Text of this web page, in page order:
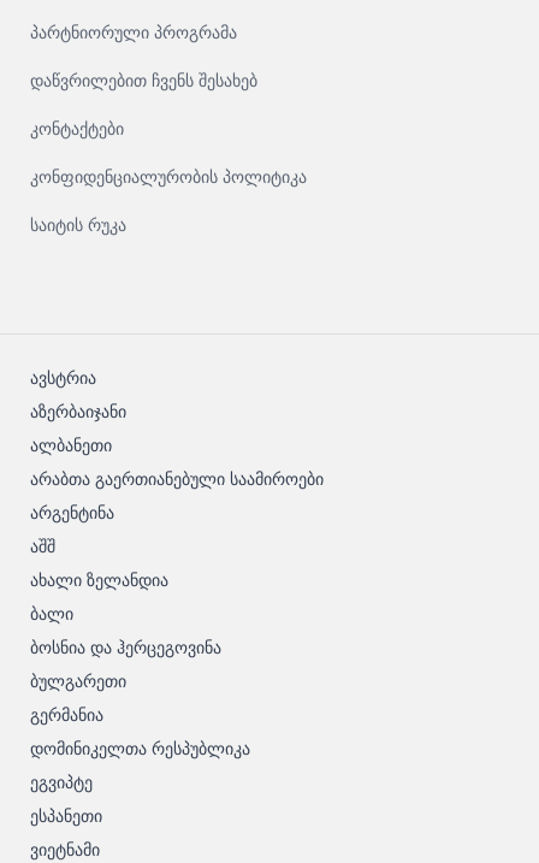
პარტნიორული პროგრამა
დაწვრილებით ჩვენს შესახებ
კონტაქტები
კონფიდენციალურობის პოლიტიკა
საიტის რუკა
ავსტრია
აზერბაიჯანი
ალბანეთი
არაბთა გაერთიანებული საამიროები
არგენტინა
აშშ
ახალი ზელანდია
ბალი
ბოსნია და ჰერცეგოვინა
ბულგარეთი
გერმანია
დომინიკელთა რესპუბლიკა
ეგვიპტე
ესპანეთი
ვიეტნამი